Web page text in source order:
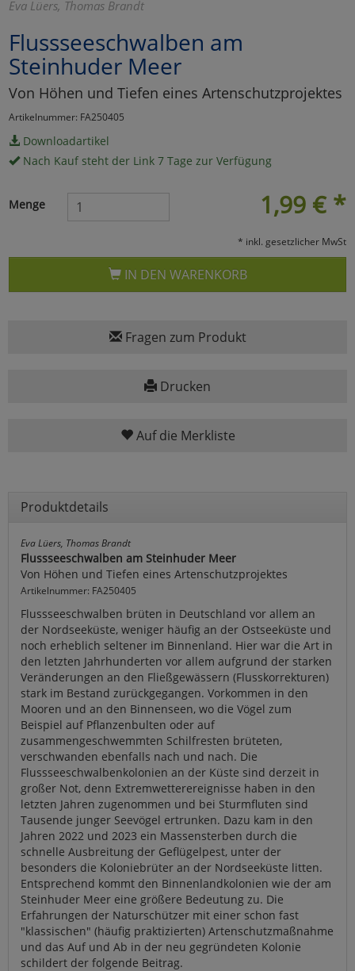
Eva Lüers, Thomas Brandt
Flussseeschwalben am
Steinhuder Meer
Von Höhen und Tiefen eines Artenschutzprojektes
Artikelnummer: FA250405
Downloadartikel
Nach Kauf steht der Link 7 Tage zur Verfügung
1,99 € *
Menge
* inkl. gesetzlicher MwSt
IN DEN WARENKORB
Fragen zum Produkt
Drucken
Auf die Merkliste
Produktdetails
Eva Lüers, Thomas Brandt
Flussseeschwalben am Steinhuder Meer
Von Höhen und Tiefen eines Artenschutzprojektes
Artikelnummer: FA250405
Flussseeschwalben brüten in Deutschland vor allem an
der Nordseeküste, weniger häufig an der Ostseeküste und
noch erheblich seltener im Binnenland. Hier war die Art in
den letzten Jahrhunderten vor allem aufgrund der starken
Veränderungen an den Fließgewässern (Flusskorrekturen)
stark im Bestand zurückgegangen. Vorkommen in den
Mooren und an den Binnenseen, wo die Vögel zum
Beispiel auf Pflanzenbulten oder auf
zusammengeschwemmten Schilfresten brüteten,
verschwanden ebenfalls nach und nach. Die
Flussseeschwalbenkolonien an der Küste sind derzeit in
großer Not, denn Extremwetterereignisse haben in den
letzten Jahren zugenommen und bei Sturmfluten sind
Tausende junger Seevögel ertrunken. Dazu kam in den
Jahren 2022 und 2023 ein Massensterben durch die
schnelle Ausbreitung der Geflügelpest, unter der
besonders die Koloniebrüter an der Nordseeküste litten.
Entsprechend kommt den Binnenlandkolonien wie der am
Steinhuder Meer eine größere Bedeutung zu. Die
Erfahrungen der Naturschützer mit einer schon fast
"klassischen" (häufig praktizierten) Artenschutzmaßnahme
und das Auf und Ab in der neu gegründeten Kolonie
schildert der folgende Beitrag.
Umfragetools
Cookies
Einstellungen speichern
zu Haupptseite